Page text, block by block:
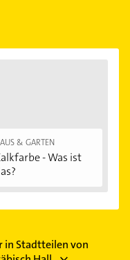
& GARTEN
- Was ist
in Stadtteilen von